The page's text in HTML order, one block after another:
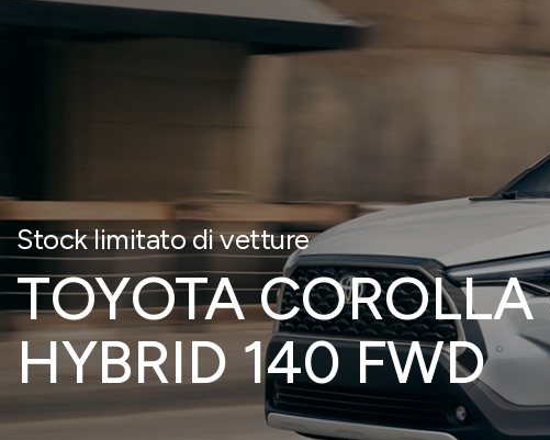
Stock limitato di vetture
TOYOTA
HYBRID 140 FWD